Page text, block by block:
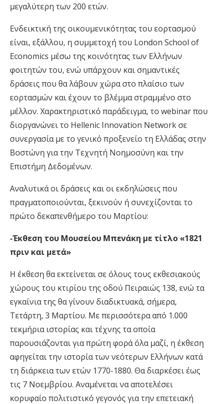
μεγαλύτερη των 200 ετών.
Ενδεικτική της οικoυμενικότητας του εορτασμού
είναι, εξάλλου, η συμμετοχή του London School of
Economics μέσω της κοινότητας των Ελλήνων
φοιτητών του, ενώ υπάρχουν και σημαντικές
δράσεις που θα λάβουν χώρα στο πλαίσιο των
εορτασμών και έχουν το βλέμμα στραμμένο στο
μέλλον. Χαρακτηριστικό παράδειγμα, τo webinar που
διοργανώνει το Hellenic Innovation Network σε
συνεργασία με το γενικό προξενείο τη Ελλάδας στην
Βοστώνη για την Τεχνητή Νοημοσύνη και την
Επιστήμη Δεδομένων.
Αναλυτικά οι δράσεις και οι εκδηλώσεις που
πραγματοποιούνται, ξεκινούν ή συνεχίζονται το
πρώτο δεκαπενθήμερο του Μαρτίου:
-Έκθεση του Μουσείου Μπενάκη με τίτλο «1821
πριν και μετά»
Η έκθεση θα εκτείνεται σε όλους τους εκθεσιακούς
χώρους του κτιρίου της οδού Πειραιώς 138, ενώ τα
εγκαίνια της θα γίνουν διαδικτυακά, σήμερα,
Τετάρτη, 3 Μαρτίου. Με περισσότερα από 1.000
τεκμήρια ιστορίας και τέχνης τα οποία
παρουσιάζονται για πρώτη φορά όλα μαζί, η έκθεση
αφηγείται την ιστορία των νεότερων Ελλήνων κατά
τη διάρκεια των ετών 1770-1880. Θα διαρκέσει έως
τις 7 Νοεμβρίου. Αναμένεται να αποτελέσει
κορυφαίο πολιτιστικό γεγονός για την επετειακή